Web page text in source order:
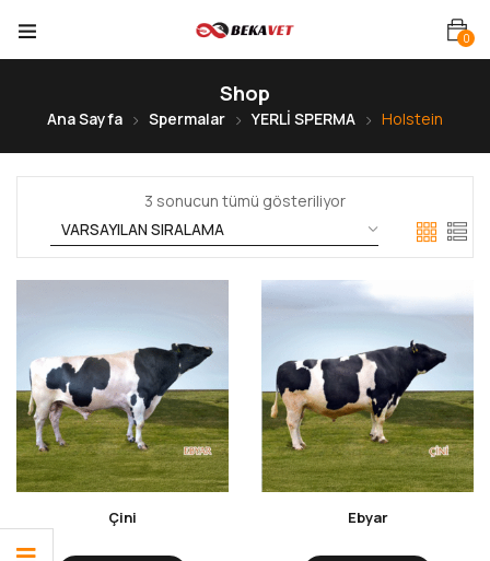
0
Shop
Ana Sayfa Spermalar YERLİ SPERMA Holstein
3 sonucun tümü gösteriliyor
Çini Ebyar